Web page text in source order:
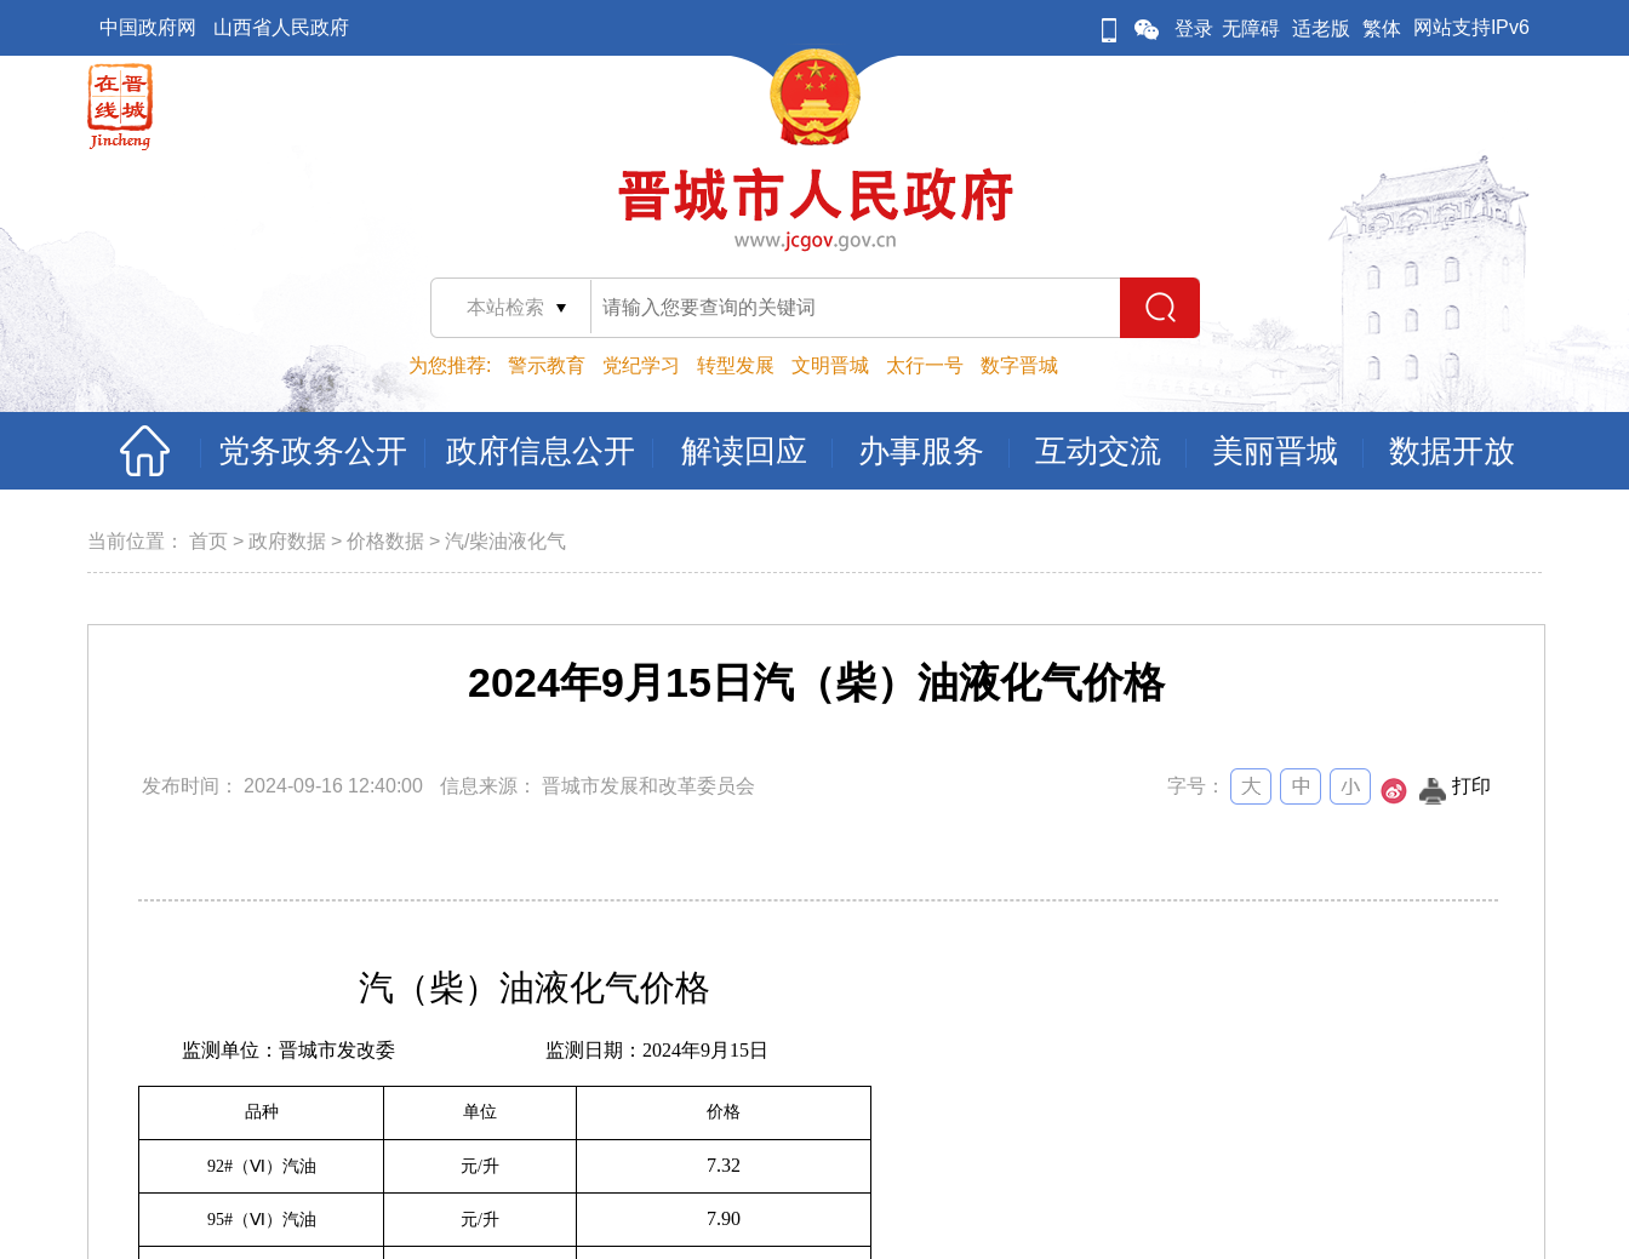
中国政府网 山西省人民政府 登录 无障碍 适老版 繁体 网站支持IPv6
本站检索
为您推荐: 警示教育 党纪学习 转型发展 文明晋城 太行一号 数字晋城
党务政务公开 政府信息公开 解读回应 办事服务 互动交流 美丽晋城 数据开放
当前位置： 首页 > 政府数据 > 价格数据 > 汽/柴油液化气
2024年9月15日汽（柴）油液化气价格
发布时间： 2024-09-16 12:40:00 信息来源： 晋城市发展和改革委员会 字号： 打印
汽（柴）油液化气价格
监测单位：晋城市发改委 监测日期： 2024年9月 15日
品种 单位 价格
92#（Ⅵ）汽油 元/升 7.32
95#（Ⅵ）汽油 元/升 7.90